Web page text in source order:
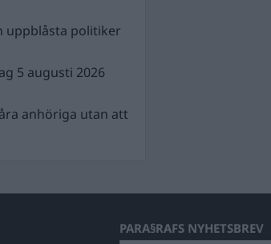
uppblåsta politiker
5 augusti 2026
anhöriga utan att
PARA§RAFS NYHETSBREV